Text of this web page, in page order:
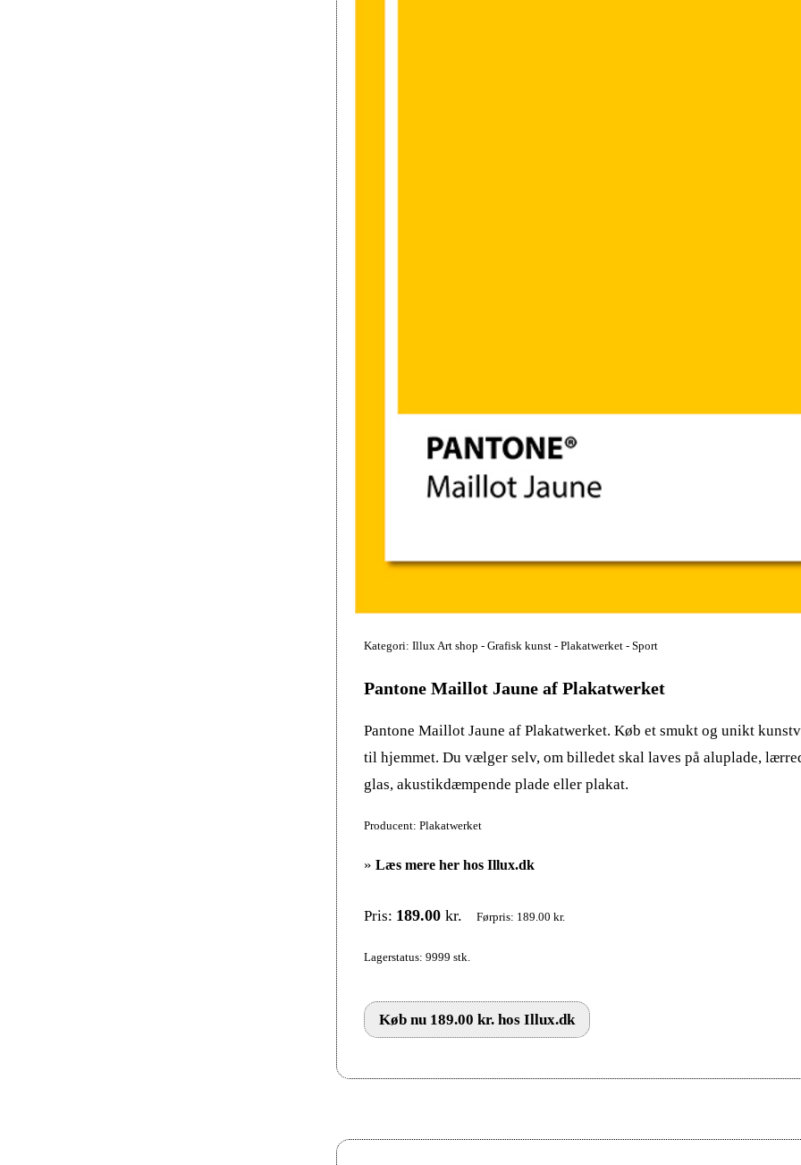
Kategori: Illux Art shop - Grafisk kunst - Plakatwerket - Sport
Pantone Maillot Jaune af Plakatwerket
Pantone Maillot Jaune af Plakatwerket. Køb et smukt og unikt
til hjemmet. Du vælger selv, om billedet skal laves på aluplade,
glas, akustikdæmpende plade eller plakat.
Producent: Plakatwerket
» Læs mere her hos Illux.dk
Pris: 189.00 kr. Førpris: 189.00 kr.
Lagerstatus: 9999 stk.
Køb nu 189.00 kr. hos Illux.dk